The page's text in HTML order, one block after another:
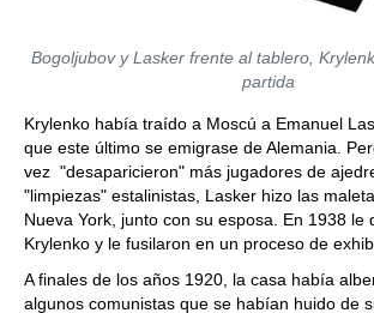
Bogoljubov y Lasker frente al tablero,
partida
Krylenko había traído a Moscú a Emanuel
que este último se emigrase de Alemania.
vez "desaparicieron" más jugadores de
"limpiezas" estalinistas, Lasker hizo las
Nueva York, junto con su esposa. En 1938 le
Krylenko y le fusilaron en un proceso de
A finales de los años 1920, la casa había
algunos comunistas que se habían huido de